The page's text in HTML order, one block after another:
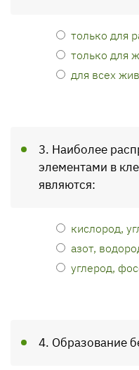
только для
только для
для всех
3. Наиболее
элементами в
являются:
кислород,
азот,
углерод,
4. Образование